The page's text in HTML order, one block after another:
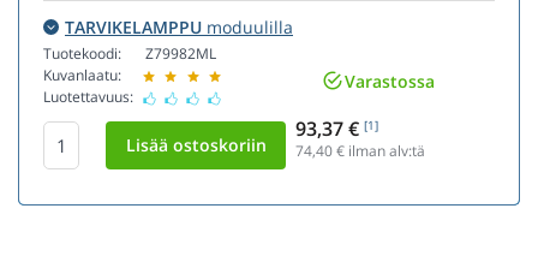
TARVIKELAMPPU moduulilla
Tuotekoodi:
Kuvanlaatu:
Luotettavuus:
Z79982ML
Varastossa
93,37 € [1]
74,40€ ilman alv:tä